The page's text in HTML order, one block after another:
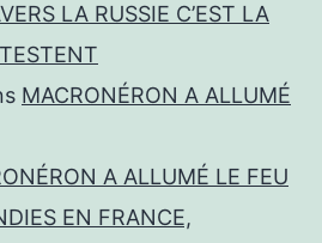
LA RUSSIE C’EST LA
MACRONÉRON A ALLUMÉ
A ALLUMÉ LE FEU
EN FRANCE,